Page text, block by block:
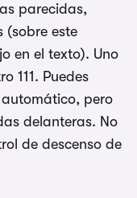
parecidas,
(sobre este
en el texto). Uno
111. Puedes
pero
delanteras. No
de descenso de